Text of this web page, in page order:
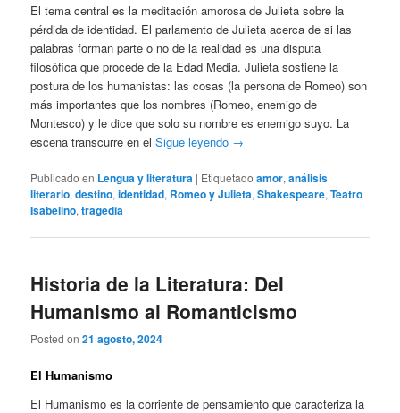
El tema central es la meditación amorosa de Julieta sobre la
pérdida de identidad. El parlamento de Julieta acerca de si las
palabras forman parte o no de la realidad es una disputa
filosófica que procede de la Edad Media. Julieta sostiene la
postura de los humanistas: las cosas (la persona de Romeo) son
más importantes que los nombres (Romeo, enemigo de
Montesco) y le dice que solo su nombre es enemigo suyo. La
escena transcurre en elSigue leyendo →
Publicado en Lengua y literatura | Etiquetado amor,análisis
literario,destino,identidad, Romeo y Julieta,Shakespeare,Teatro
Isabelino,tragedia
Historia de la Literatura: Del
Humanismo al Romanticismo
Posted on21 agosto, 2024
El Humanismo
El Humanismo es la corriente de pensamiento que caracteriza la